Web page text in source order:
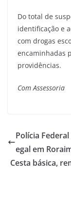
Do total de
identificação e
com drogas
encaminhadas
providências.
Com Assessoria
Polícia
egal em
Cesta básica,